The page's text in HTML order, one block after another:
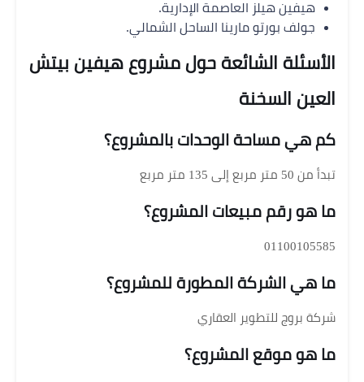
هيفين هيلز العاصمة الإدارية.
جولف بورتو مارينا الساحل الشمالي.
الأسئلة الشائعة حول مشروع هيفين بيتش
العين السخنة
كم هي مساحة الوحدات بالمشروع؟
تبدأ من 50 متر مربع إلى 135 متر مربع
ما هو رقم مبيعات المشروع؟
01100105585
ما هي الشركة المطورة للمشروع؟
شركة بروج للتطوير العقاري
ما هو موقع المشروع؟